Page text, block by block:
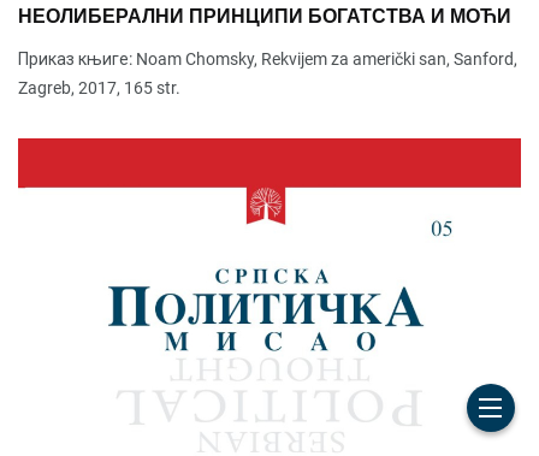
НЕОЛИБЕРАЛНИ ПРИНЦИПИ БОГАТСТВА И МОЋИ
Приказ књиге: Noam Chomsky, Rekvijem za američki san, Sanford,
Zagreb, 2017, 165 str.